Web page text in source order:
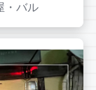
・バル